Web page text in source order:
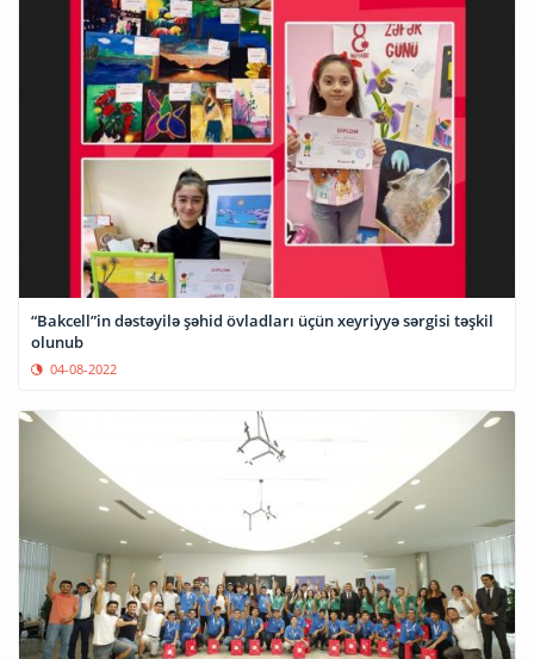
“Bakcell”in dəstəyilə şəhid övladları üçün xeyriyyə sərgisi təşkil
olunub
04-08-2022